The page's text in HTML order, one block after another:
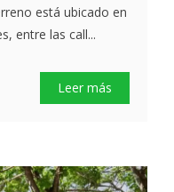
está ubicado en
entre las call...
Leer más